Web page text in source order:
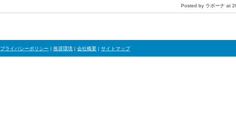
Posted by ラボーナ at
プライバシーポリシー | 推奨環境 | 会社概要 | サイトマップ